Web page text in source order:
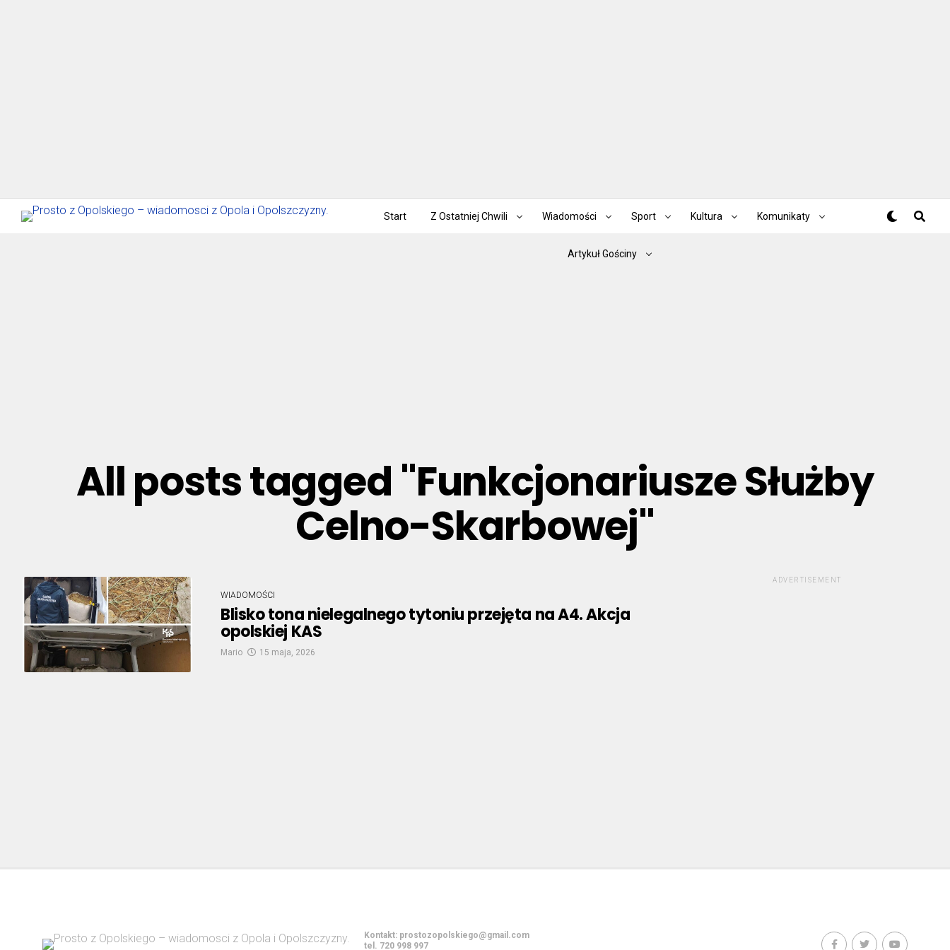
Start Z Ostatniej Chwili Wiadomości Sport Kultura Komunikaty
Artykuł Gościny
All posts tagged "Funkcjonariusze Służby
Celno-Skarbowej"
WIADOMOŚCI
Blisko tona nielegalnego tytoniu przejęta na A4. Akcja
opolskiej KAS
Mario 15 maja, 2026
ADVERTISEMENT
Kontakt: prostozopolskiego@gmail.com
tel. 720 998 997